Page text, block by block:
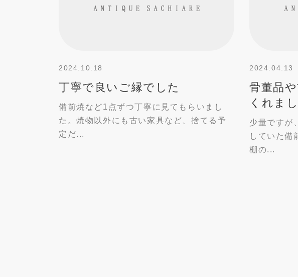
2024.10.18
丁寧で良いご縁でした
備前焼など1点ずつ丁寧に見てもらいまし
た。焼物以外にも古い家具など、捨てる予
定だ...
2024.04.13
骨董品
くれま
少量ですが
していた備
棚の...